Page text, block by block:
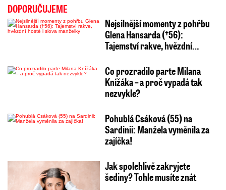
DOPORUČUJEME
Nejsilnější momenty z pohřbu
Glena Hansarda (†56):
Tajemství rakve, hvězdní…
Co prozradilo parte Milana
Knížáka – a proč vypadá tak
nezvykle?
Pohublá Csáková (55) na
Sardinii: Manžela vyměnila za
zajíčka!
Jak spolehlivě zakryjete
šediny? Tohle musíte znát